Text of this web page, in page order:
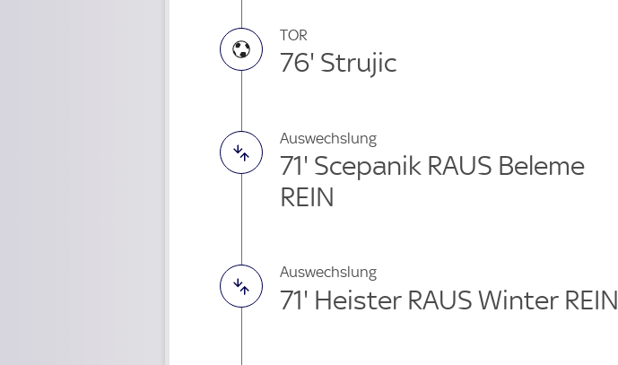
TOR
76' Strujic
Auswechslung
71' Scepanik RAUS Beleme
REIN
Auswechslung
71' Heister RAUS Winter REIN